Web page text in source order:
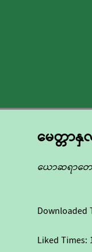
မေတ္တာ
ယောဆရာတ
Downloaded
Liked Times: